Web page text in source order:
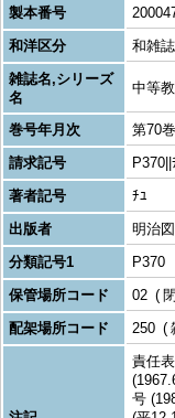
製本番号
和洋区分
和雑誌
雑誌名,シリーズ
名
中等
巻号年月次
第70
請求記号
P370||
著者記号
ﾁﾕ
出版者
明治
分類記号1
P370
保管場所コード
02
配架場所コード
250
責任
号